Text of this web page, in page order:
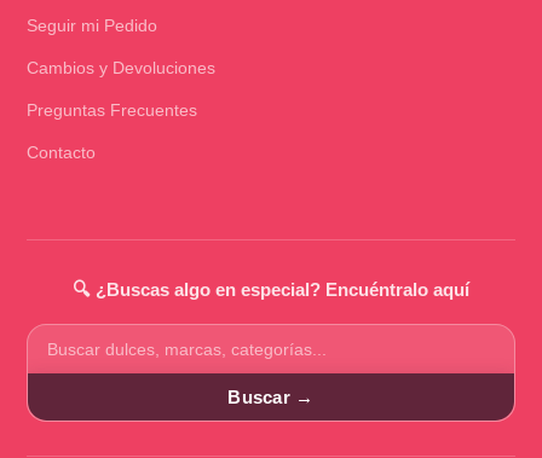
Seguir mi Pedido
Cambios y Devoluciones
Preguntas Frecuentes
Contacto
🔍 ¿Buscas algo en especial? Encuéntralo aquí
Buscar
productos
Buscar →